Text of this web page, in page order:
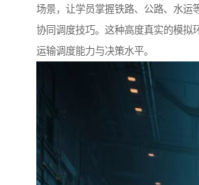
场景，让学员掌握铁路、公路、水运
协同调度技巧。这种高度真实的模拟
运输调度能力与决策水平。